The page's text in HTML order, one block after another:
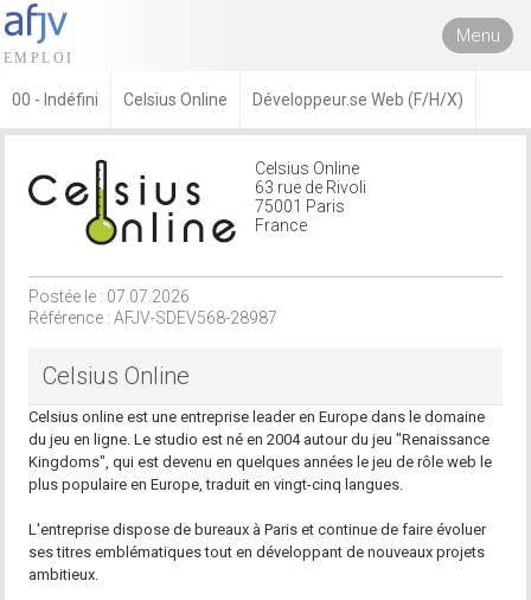
Menu
00 - Indéfini Celsius Online Développeur.se Web (F/H/X)
Celsius Online
63 rue de Rivoli
75001 Paris
France
Postée le : 07.07.2026
Référence : AFJV-SDEV568-28987
Celsius Online
Celsius online est une entreprise leader en Europe dans le domaine
du jeu en ligne. Le studio est né en 2004 autour du jeu "Renaissance
Kingdoms", qui est devenu en quelques années le jeu de rôle web le
plus populaire en Europe, traduit en vingt-cinq langues.
L'entreprise dispose de bureaux à Paris et continue de faire évoluer
ses titres emblématiques tout en développant de nouveaux projets
ambitieux.